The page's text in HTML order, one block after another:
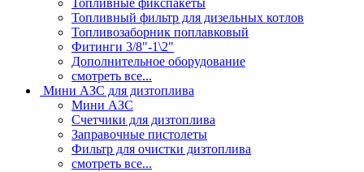
Топливные фикспакеты
Топливный фильтр для дизельных котлов
Топливозаборник поплавковый
Фитинги 3/8"-1\2"
Дополнительное оборудование
смотреть все...
Мини АЗС для дизтоплива
Мини АЗС
Счетчики для дизтоплива
Заправочные пистолеты
Фильтр для очистки дизтоплива
смотреть все...